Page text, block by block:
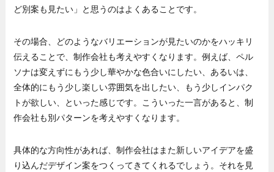
ど別案も見たい」と思うのはよくあることです。
その場合、どのようなバリエーションが見たいのかをハッキリ
伝えることで、制作会社も考えやすくなります。例えば、ペル
ソナは変えずにもう少し華やかな色合いにしたい、あるいは、
全体的にもう少し楽しい雰囲気を出したい、もう少しインパク
トが欲しい、といった感じです。こういった一言があると、制
作会社も別パターンを考えやすくなります。
具体的な方向性があれば、制作会社はまた新しいアイデアを盛
り込んだデザイン案をつくってきてくれるでしょう。それを見